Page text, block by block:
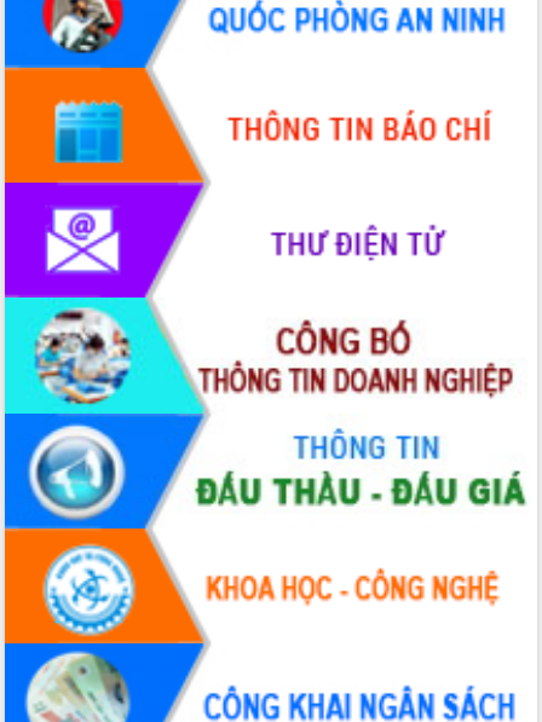
Đắk Lắk nâng cao hiệu quả công tác
Đảng từ Sổ tay đảng viên điện tử
Đắk Lắk đẩy mạnh nuôi biển công
nghệ, hướng tới phát triển thủy sản
bền vững
Tập huấn nâng cao năng lực triển khai
chuyển đổi số cho cán bộ, công chức
Đắk Lắk phát động hưởng ứng Ngày
Quyền của người tiêu dùng Việt Nam
2026
Đẩy mạnh cải cách hành chính, quyết
tâm đạt được mục tiêu tăng trưởng
hai con số trong năm 2026
Tổ chức trang trọng Lễ hội Đền thờ
Lương Văn Chánh năm 2026
Phó Bí thư Tỉnh ủy Đắk Lắk Đỗ Hữu
Huy giữ chức Bí thư Đảng ủy Ủy Ban
Nhân dân tỉnh
Bệnh án điện tử thúc đẩy chuyển đổi
số y tế tại Đắk Lắk
Chuyển đổi số thư viện: Mở rộng
không gian tri thức trong thời đại số
Đánh giá, rút kinh nghiệm công tác tổ
chức diễn tập trước ngày bầu cử
Chương trình “Gặp gỡ hữu nghị –
Friendship Meeting New Year 2026”